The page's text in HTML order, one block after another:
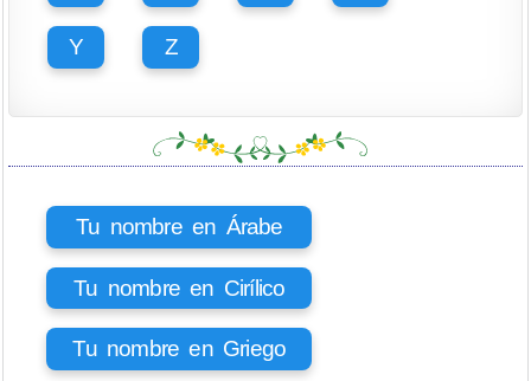
Y Z
Tu nombre en Árabe
Tu nombre en Cirílico
Tu nombre en Griego